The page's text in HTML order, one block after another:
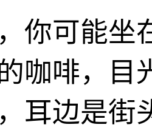
你可能坐
咖啡，目
耳边是街